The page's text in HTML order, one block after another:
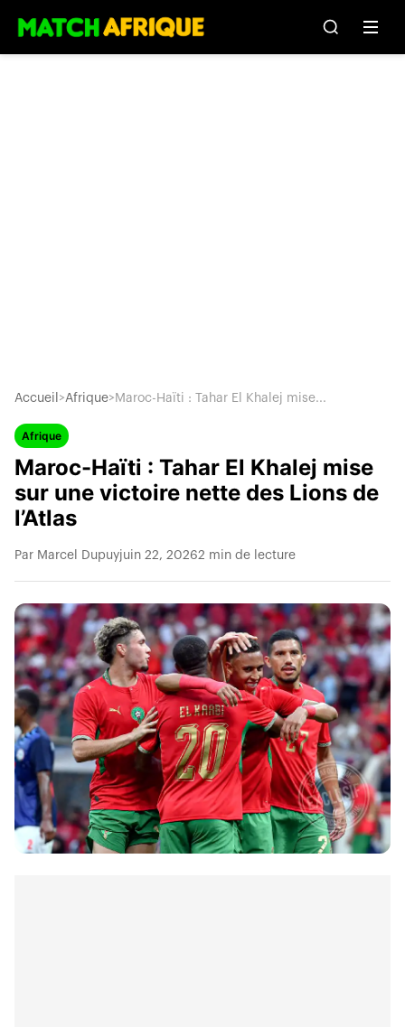
Accueil >Afrique> Maroc-Haïti : Tahar El Khalej mise...
Afrique
Maroc-Haïti : Tahar El Khalej mise
sur une victoire nette des Lions de
l’Atlas
Par Marcel Dupuyjuin 22, 20262 min de lecture